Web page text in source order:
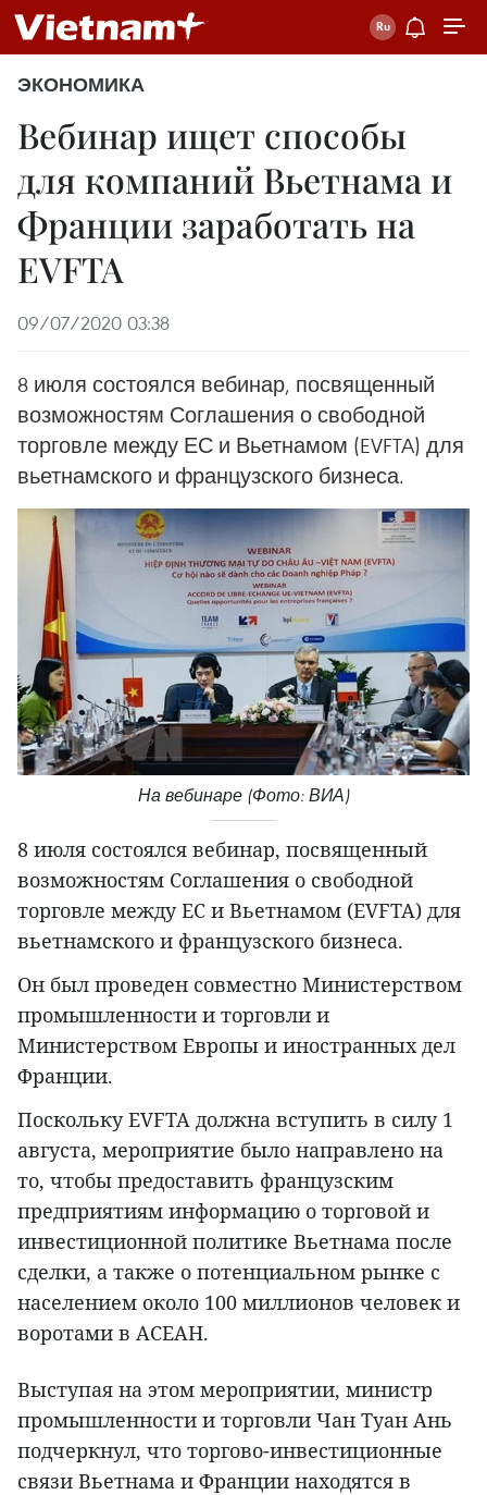
ЭКОНОМИКА
Вебинар ищет способы
для компаний Вьетнама и
Франции заработать на
EVFTA
09/07/2020 03:38
8 июля состоялся вебинар, посвященный
возможностям Соглашения о свободной
торговле между ЕС и Вьетнамом (EVFTA) для
вьетнамского и французского бизнеса.
На вебинаре (Фото: ВИА)
8 июля состоялся вебинар, посвященный
возможностям Соглашения о свободной
торговле между ЕС и Вьетнамом (EVFTA) для
вьетнамского и французского бизнеса.
Он был проведен совместно Министерством
промышленности и торговли и
Министерством Европы и иностранных дел
Франции.
Поскольку EVFTA должна вступить в силу 1
августа, мероприятие было направлено на
то, чтобы предоставить французским
предприятиям информацию о торговой и
инвестиционной политике Вьетнама после
сделки, а также о потенциальном рынке с
населением около 100 миллионов человек и
воротами в АСЕАН.
Выступая на этом мероприятии, министр
промышленности и торговли Чан Туан Ань
подчеркнул, что торгово-инвестиционные
связи Вьетнама и Франции находятся в